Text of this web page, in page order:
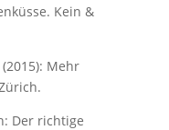
Kein &
Mehr
Der richtige